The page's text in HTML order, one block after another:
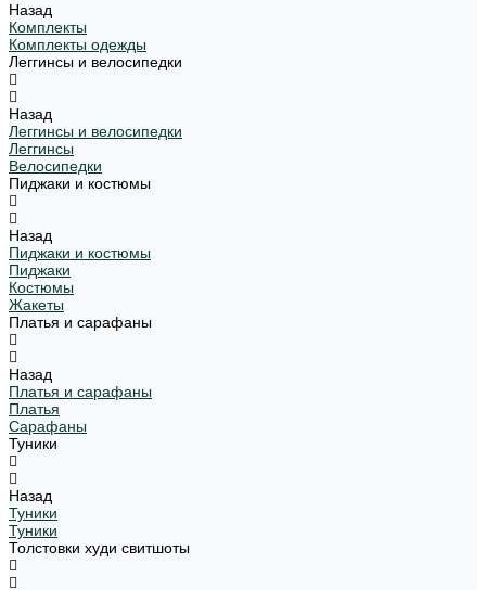
Назад
Комплекты
Комплекты одежды
Леггинсы и велосипедки
Назад
Леггинсы и велосипедки
Леггинсы
Велосипедки
Пиджаки и костюмы
Назад
Пиджаки и костюмы
Пиджаки
Костюмы
Жакеты
Платья и сарафаны
Назад
Платья и сарафаны
Платья
Сарафаны
Туники
Назад
Туники
Туники
Толстовки худи свитшоты